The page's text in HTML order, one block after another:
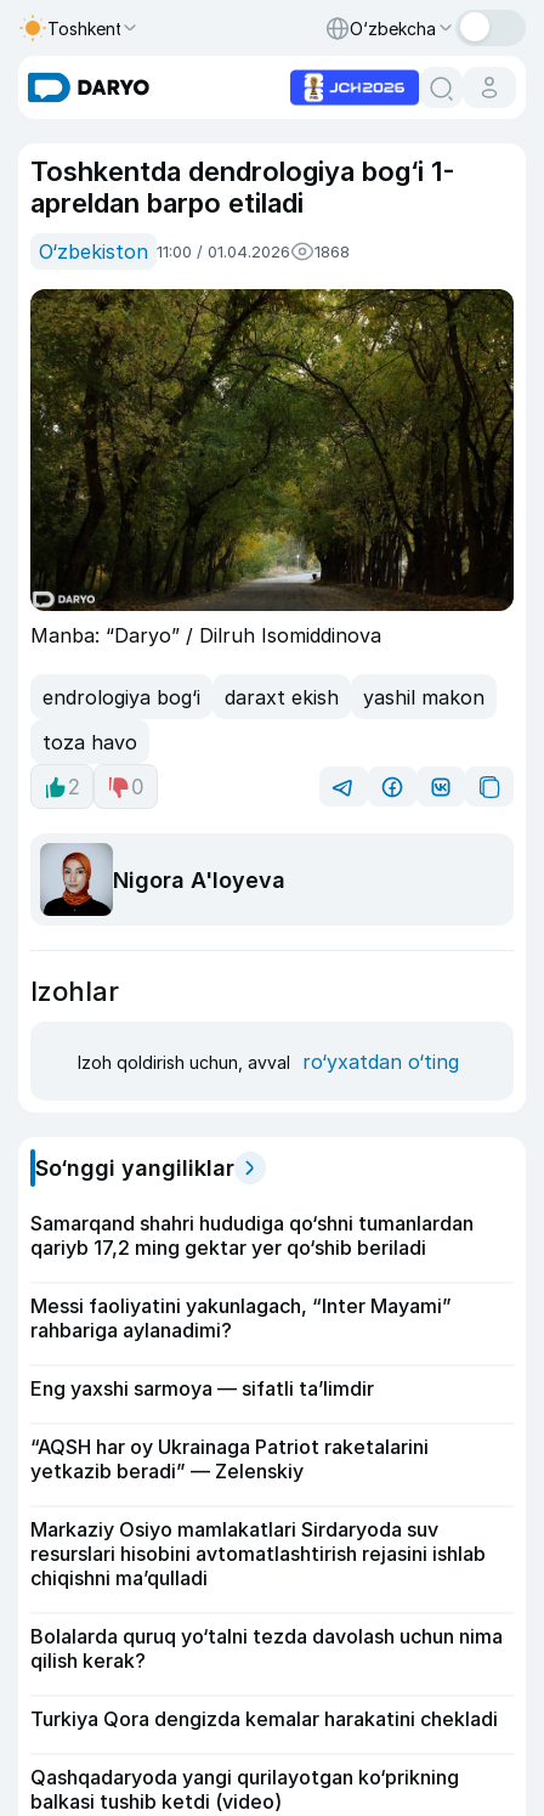
Toshkent O‘zbekcha
Toshkentda dendrologiya bog‘i 1-
apreldan barpo etiladi
O‘zbekiston 11:00 / 01.04.2026 1868
Manba: “Daryo” / Dilruh Isomiddinova
endrologiya bog‘i daraxt ekish
yashil makon
toza havo
2
0
Nigora A'loyeva
Izohlar
Izoh qoldirish uchun, avval ro‘yxatdan o‘ting
So‘nggi yangiliklar
Samarqand shahri hududiga qo‘shni tumanlardan
qariyb 17,2 ming gektar yer qo‘shib beriladi
Messi faoliyatini yakunlagach, “Inter Mayami”
rahbariga aylanadimi?
Eng yaxshi sarmoya — sifatli ta’limdir
“AQSH har oy Ukrainaga Patriot raketalarini
yetkazib beradi” — Zelenskiy
Markaziy Osiyo mamlakatlari Sirdaryoda suv
resurslari hisobini avtomatlashtirish rejasini ishlab
chiqishni ma’qulladi
Bolalarda quruq yo‘talni tezda davolash uchun nima
qilish kerak?
Turkiya Qora dengizda kemalar harakatini chekladi
Qashqadaryoda yangi qurilayotgan ko‘prikning
balkasi tushib ketdi (video)